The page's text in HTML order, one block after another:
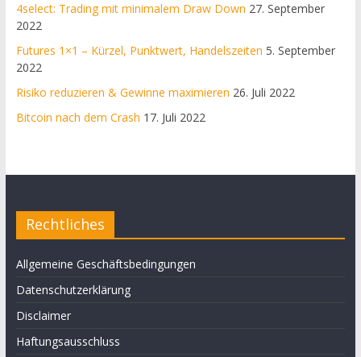
4select: Trading mit minimalem Draw Down 27. September
2022
Futures 1×1 – Kürzel, Punktwert, Handelszeiten 5. September
2022
Risiko reduzieren & Gewinne maximieren 26. Juli 2022
Bitcoin nach dem Crash 17. Juli 2022
Rechtliches
Allgemeine Geschäftsbedingungen
Datenschutzerklärung
Disclaimer
Haftungsausschluss